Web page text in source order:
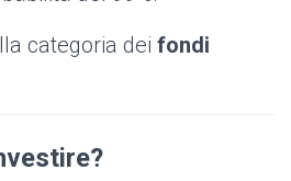
categoria dei fondi